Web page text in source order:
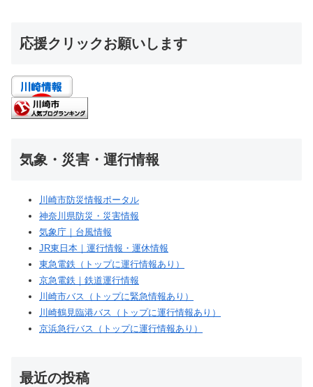
応援クリックお願いします
気象・災害・運行情報
川崎市防災情報ポータル
神奈川県防災・災害情報
気象庁｜台風情報
JR東日本｜運行情報・運休情報
東急電鉄（トップに運行情報あり）
京急電鉄｜鉄道運行情報
川崎市バス（トップに緊急情報あり）
川崎鶴見臨港バス（トップに運行情報あり）
京浜急行バス（トップに運行情報あり）
最近の投稿